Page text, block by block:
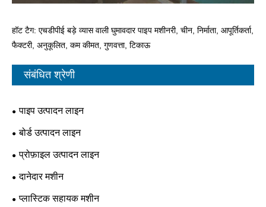
हॉट टैग: एचडीपीई बड़े व्यास वाली घुमावदार पाइप मशीनरी, चीन, निर्माता, आपूर्तिकर्ता,
फैक्टरी, अनुकूलित, कम कीमत, गुणवत्ता, टिकाऊ
संबंधित श्रेणी
पाइप उत्पादन लाइन
बोर्ड उत्पादन लाइन
प्रोफ़ाइल उत्पादन लाइन
दानेदार मशीन
प्लास्टिक सहायक मशीन